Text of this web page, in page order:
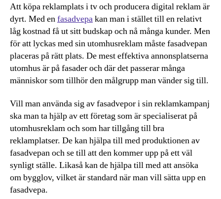
Att köpa reklamplats i tv och producera digital reklam är
dyrt. Med enfasadvepakan man i stället till en relativt
låg kostnad få ut sitt budskap och nå många kunder. Men
för att lyckas med sin utomhusreklam måste fasadvepan
placeras på rätt plats. De mest effektiva annonsplatserna
utomhus är på fasader och där det passerar många
människor som tillhör den målgrupp man vänder sig till.
Vill man använda sig av fasadvepor i sin reklamkampanj
ska man ta hjälp av ett företag som är specialiserat på
utomhusreklam och som har tillgång till bra
reklamplatser. De kan hjälpa till med produktionen av
fasadvepan och se till att den kommer upp på ett väl
synligt ställe. Likaså kan de hjälpa till med att ansöka
om bygglov, vilket är standard när man vill sätta upp en
fasadvepa.